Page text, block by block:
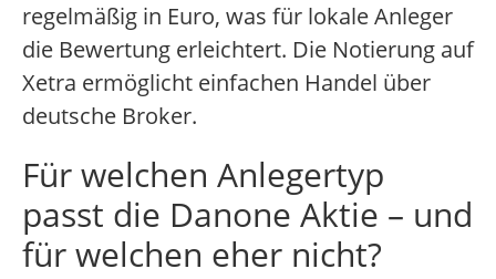
regelmäßig in Euro, was für lokale Anleger
die Bewertung erleichtert. Die Notierung auf
Xetra ermöglicht einfachen Handel über
deutsche Broker.
Für welchen Anlegertyp
passt die Danone Aktie – und
für welchen eher nicht?